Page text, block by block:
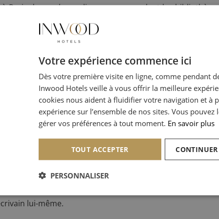
àParisde nombreux lieux nous rappelant les
célèbres bouquinistes.
années est le marché aux livres anciens
de 9h à 18h.
des perles rares, ce genre de livres qu’on ne pourrait
connus, anciens et modernes, des livres jeunesse… Tout
certaines pièces qui attirèrent grandement mon
et acquisition.
vous parler des livres-objets, ces produits complexes
reprenant la typographie pour donner un aspect
lui-même.
Votre expérience commence ici
Dès votre première visite en ligne, comme pendant
Inwood Hotels veille à vous offrir la meilleure
cookies nous aident à fluidifier votre navigation et à
expérience sur l’ensemble de nos sites. Vous pouvez
gérer vos préférences à tout moment. En savoir plus
TOUT ACCEPTER CONTINUER
PERSONNALISER